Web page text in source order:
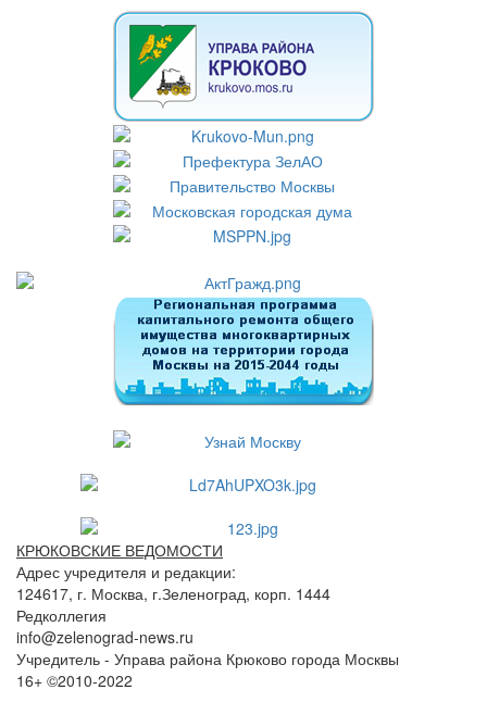
КРЮКОВСКИЕ ВЕДОМОСТИ
Адрес учредителя и редакции:
124617, г. Москва, г.Зеленоград, корп. 1444
Редколлегия
info@zelenograd-news.ru
Учредитель - Управа района Крюково города Москвы
16+ ©2010-2022